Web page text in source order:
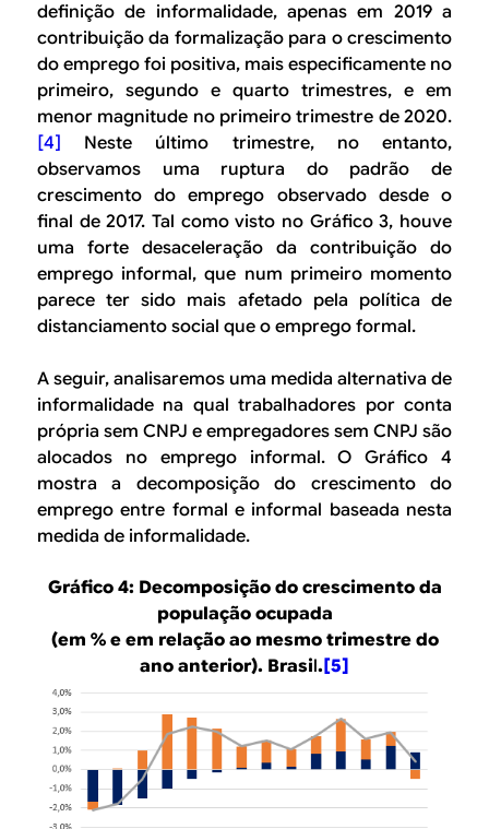
definição de informalidade, apenas em 2019 a
contribuição da formalização para o crescimento
do emprego foi positiva, mais especificamente no
primeiro, segundo e quarto trimestres, e em
menor magnitude no primeiro trimestre de 2020.
[4] Neste último trimestre, no entanto,
observamos uma ruptura do padrão de
crescimento do emprego observado desde o
final de 2017. Tal como visto no Gráfico 3, houve
uma forte desaceleração da contribuição do
emprego informal, que num primeiro momento
parece ter sido mais afetado pela política de
distanciamento social que o emprego formal.
A seguir, analisaremos uma medida alternativa de
informalidade na qual trabalhadores por conta
própria sem CNPJ e empregadores sem CNPJ são
alocados no emprego informal. O Gráfico 4
mostra a decomposição do crescimento do
emprego entre formal e informal baseada nesta
medida de informalidade.
Gráfico 4: Decomposição do crescimento da
população ocupada
(em % e em relação ao mesmo trimestre do
ano anterior). Brasil. [5]